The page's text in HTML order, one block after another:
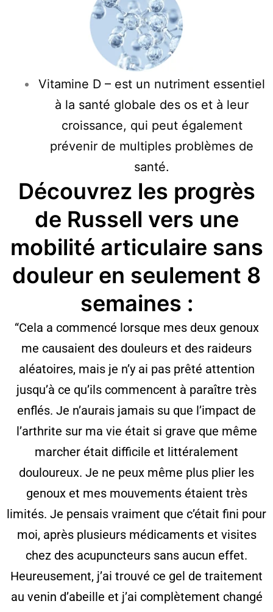
Vitamine D – est un nutriment essentiel
à la santé globale des os et à leur
croissance, qui peut également
prévenir de multiples problèmes de
santé.
Découvrez les progrès
de Russell vers une
mobilité articulaire sans
douleur en seulement 8
semaines :
“Cela a commencé lorsque mes deux genoux
me causaient des douleurs et des raideurs
aléatoires, mais je n’y ai pas prêté attention
jusqu’à ce qu’ils commencent à paraître très
enflés. Je n’aurais jamais su que l’impact de
l’arthrite sur ma vie était si grave que même
marcher était difficile et littéralement
douloureux. Je ne peux même plus plier les
genoux et mes mouvements étaient très
limités. Je pensais vraiment que c’était fini pour
moi, après plusieurs médicaments et visites
chez des acupuncteurs sans aucun effet.
Heureusement, j’ai trouvé ce gel de traitement
au venin d’abeille et j’ai complètement changé